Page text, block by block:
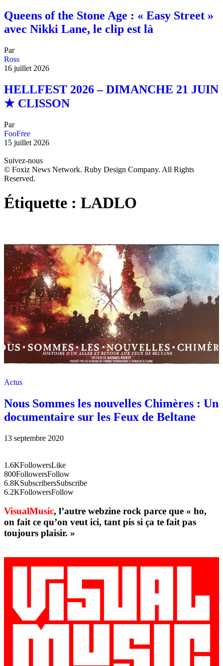
Queens of the Stone Age : « Easy Street »
avec Nikki Lane, le clip est là
Par
Ross
16 juillet 2026
HELLFEST 2026 – DIMANCHE 21 JUIN
★ CLISSON
Par
FooFree
15 juillet 2026
Suivez-nous
© Foxiz News Network. Ruby Design Company. All Rights
Reserved.
Étiquette : LADLO
Actus
Nous Sommes les nouvelles Chimères : Un
documentaire sur les Feux de Beltane
13 septembre 2020
1.6KFollowersLike
800FollowersFollow
6.8KSubscribersSubscribe
6.2KFollowersFollow
VisualMusic, l’autre webzine rock parce que « ho,
on fait ce qu’on veut ici, tant pis si ça te fait pas
toujours plaisir. »